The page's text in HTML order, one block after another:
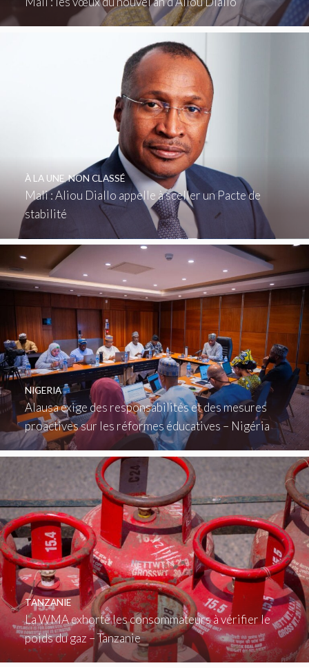
Mali : Aliou Diallo appelle à sceller un Pacte de
stabilité
À LA UNE,NON CLASSÉ
Alausa exige des responsabilités et des mesures
proactives sur les réformes éducatives – Nigéria
NIGERIA
La WMA exhorte les consommateurs à vérifier le
poids du gaz – Tanzanie
TANZANIE